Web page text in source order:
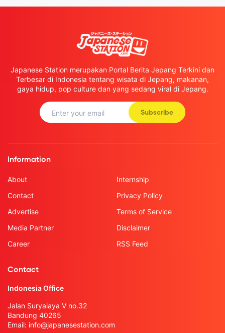
Japanese Station merupakan Portal Berita Jepang Terkini dan
Terbesar di Indonesia tentang wisata di Jepang, makanan,
gaya hidup, pop culture dan yang sedang viral di Jepang.
Subscribe
Information
About
Contact
Advertise
Media Partner
Career
Internship
Privacy Policy
Terms of Service
Disclaimer
RSS Feed
Contact
Indonesia Office
Jalan Suryalaya V no.32
Bandung 40265
Email: info@japanesestation.com